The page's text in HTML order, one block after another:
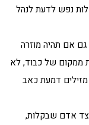
נפש לדעת לנהל
גם אם תהיה מוזרה
ממקום של כבוד, לא
דמעת כאב
אדם שבקלות,